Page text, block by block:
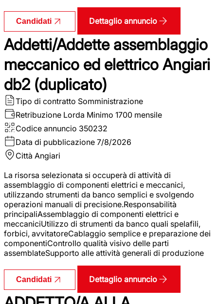
Candidati Dettaglio annuncio
Addetti/Addette assemblaggio
meccanico ed elettrico Angiari
db2 (duplicato)
Tipo di contratto Somministrazione
Retribuzione Lorda Minimo 1700 mensile
Codice annuncio 350232
Data di pubblicazione 7/8/2026
Città Angiari
La risorsa selezionata si occuperà di attività di
assemblaggio di componenti elettrici e meccanici,
utilizzando strumenti da banco semplici e svolgendo
operazioni manuali di precisione.Responsabilità
principaliAssemblaggio di componenti elettrici e
meccaniciUtilizzo di strumenti da banco quali spelafili,
forbici, avvitatoreCablaggio semplice e preparazione dei
componentiControllo qualità visivo delle parti
assemblateSupporto alle attività generali di produzione
Candidati Dettaglio annuncio